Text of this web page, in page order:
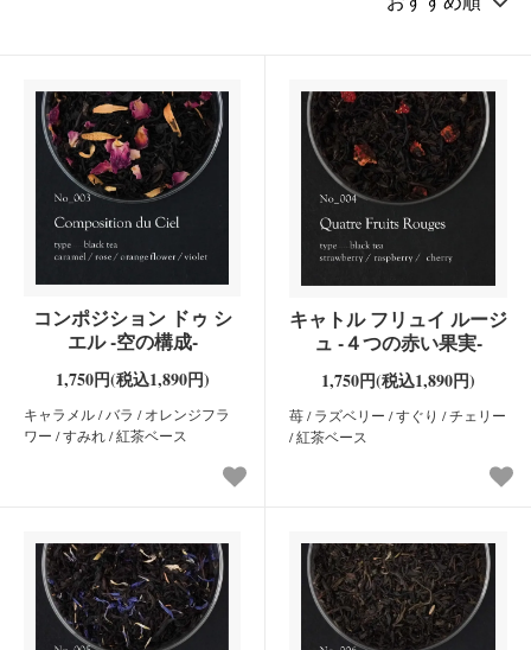
コンポジション ドゥ シ
エル -空の構成-
1,750円(税込1,890円)
キャラメル / バラ / オレンジフラ
ワー / すみれ / 紅茶ベース
キャトル フリュイ ルージ
ュ -４つの赤い果実-
1,750円(税込1,890円)
苺 / ラズベリー / すぐり / チェリー
/ 紅茶ベース